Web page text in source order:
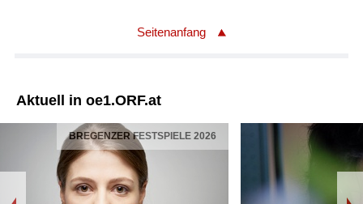
Seitenanfang
Aktuell in oe1.ORF.at
BREGENZER FESTSPIELE 2026